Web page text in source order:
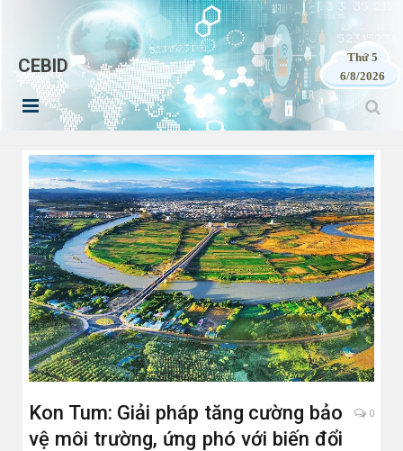
CEBID
Thứ 5
6/8/2026
Kon Tum: Giải pháp tăng cường bảo
vệ môi trường, ứng phó với biến đổi
0